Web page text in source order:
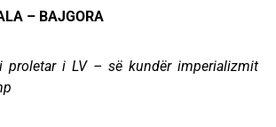
– BAJGORA
proletar i LV – së kundër imperializmit